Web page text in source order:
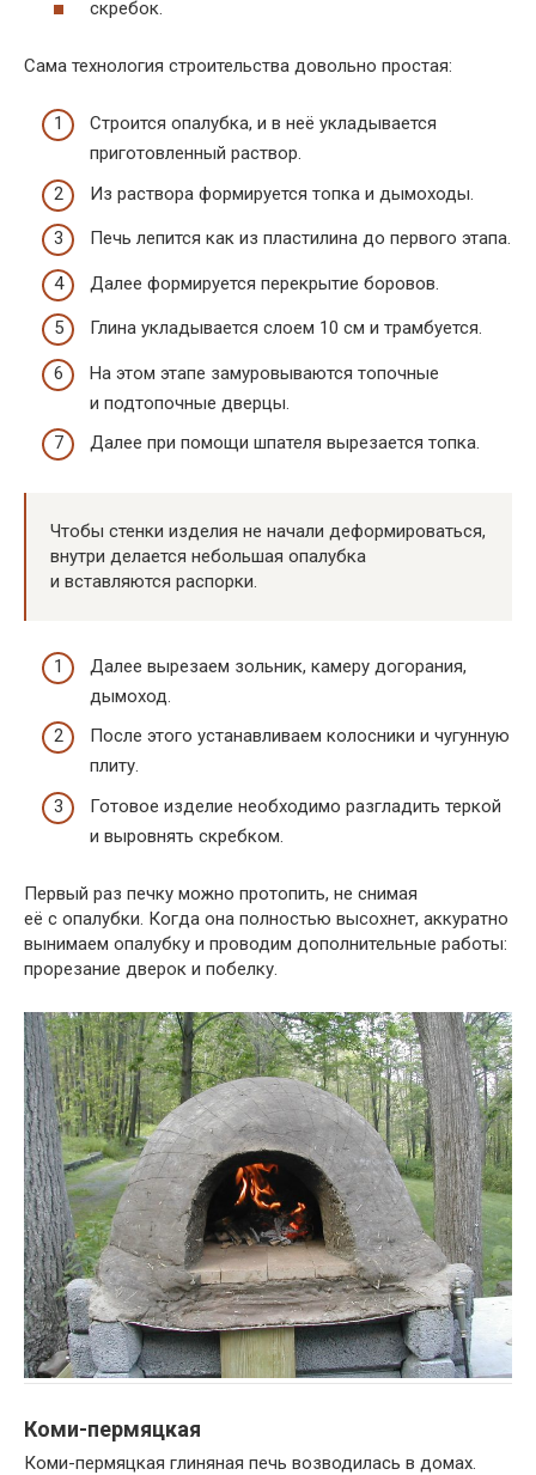
скребок.
Сама технология строительства довольно простая:
Строится опалубка, и в неё укладывается
приготовленный раствор.
Из раствора формируется топка и дымоходы.
Печь лепится как из пластилина до первого этапа.
Далее формируется перекрытие боровов.
Глина укладывается слоем 10 см и трамбуется.
На этом этапе замуровываются топочные
и подтопочные дверцы.
Далее при помощи шпателя вырезается топка.
Чтобы стенки изделия не начали деформироваться,
внутри делается небольшая опалубка
и вставляются распорки.
Далее вырезаем зольник, камеру догорания,
дымоход.
После этого устанавливаем колосники и чугунную
плиту.
Готовое изделие необходимо разгладить теркой
и выровнять скребком.
Первый раз печку можно протопить, не снимая
её с опалубки. Когда она полностью высохнет, аккуратно
вынимаем опалубку и проводим дополнительные работы:
прорезание дверок и побелку.
Коми-пермяцкая
Коми-пермяцкая глиняная печь возводилась в домах.